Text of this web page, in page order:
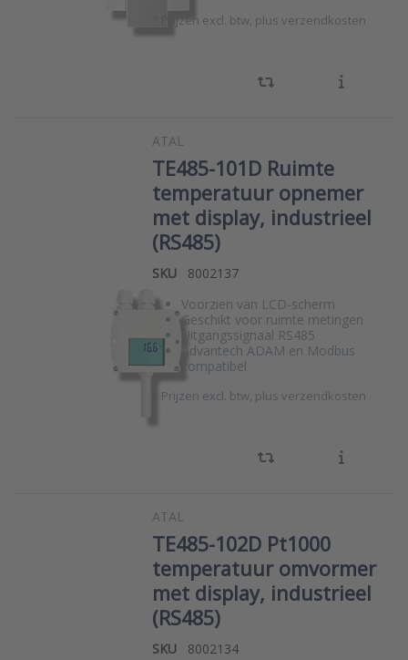
Prijzen excl. btw, plus verzendkosten
ATAL
TE485-101D Ruimte
temperatuur opnemer
met display, industrieel
(RS485)
SKU
8002137
Voorzien van LCD-scherm
Geschikt voor ruimte metingen
Uitgangssignaal RS485
Advantech ADAM en Modbus
compatibel
Prijzen excl. btw, plus verzendkosten
ATAL
TE485-102D Pt1000
temperatuur omvormer
met display, industrieel
(RS485)
SKU
8002134